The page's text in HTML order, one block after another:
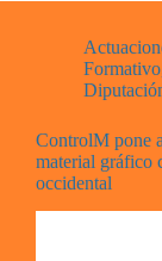
Formativo
ControlM pone
material gráfico
occidental